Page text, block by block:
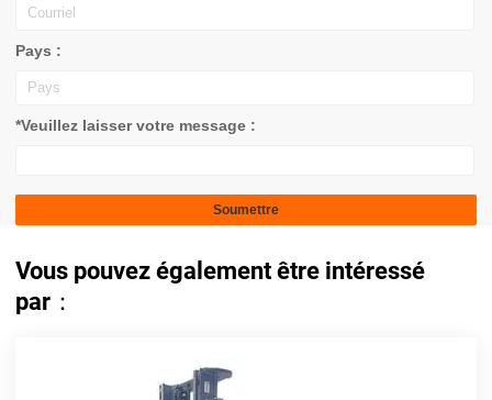
Pays :
*Veuillez laisser votre message :
Vous pouvez également être intéressé
par：